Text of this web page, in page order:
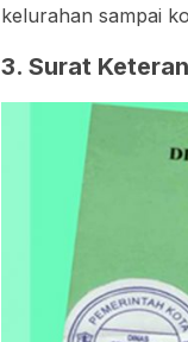
kelurahan sampai
3. Surat